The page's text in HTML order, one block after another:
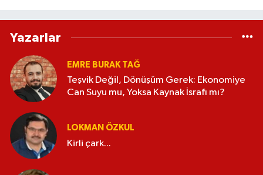
Yazarlar
EMRE BURAK TAĞ
Teşvik Değil, Dönüşüm Gerek: Ekonomiye
Can Suyu mu, Yoksa Kaynak İsrafı mı?
LOKMAN ÖZKUL
Kirli çark...